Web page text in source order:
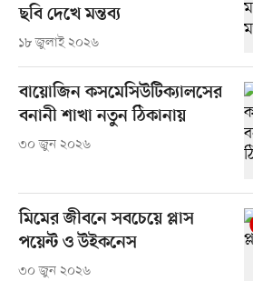
ছবি দেখে মন্তব্য
১৮ জুলাই ২০২৬
বায়োজিন কসমেসিউটিক্যালসের
বনানী শাখা নতুন ঠিকানায়
৩০ জুন ২০২৬
মিমের জীবনে সবচেয়ে প্লাস
পয়েন্ট ও উইকনেস
৩০ জুন ২০২৬